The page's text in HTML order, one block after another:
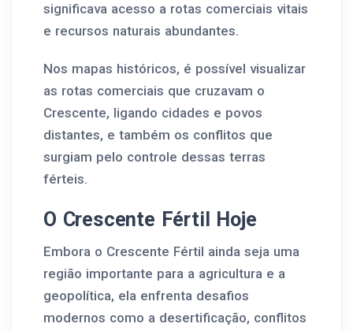
significava acesso a rotas comerciais vitais
e recursos naturais abundantes.
Nos mapas históricos, é possível visualizar
as rotas comerciais que cruzavam o
Crescente, ligando cidades e povos
distantes, e também os conflitos que
surgiam pelo controle dessas terras
férteis.
O Crescente Fértil Hoje
Embora o Crescente Fértil ainda seja uma
região importante para a agricultura e a
geopolítica, ela enfrenta desafios
modernos como a desertificação, conflitos